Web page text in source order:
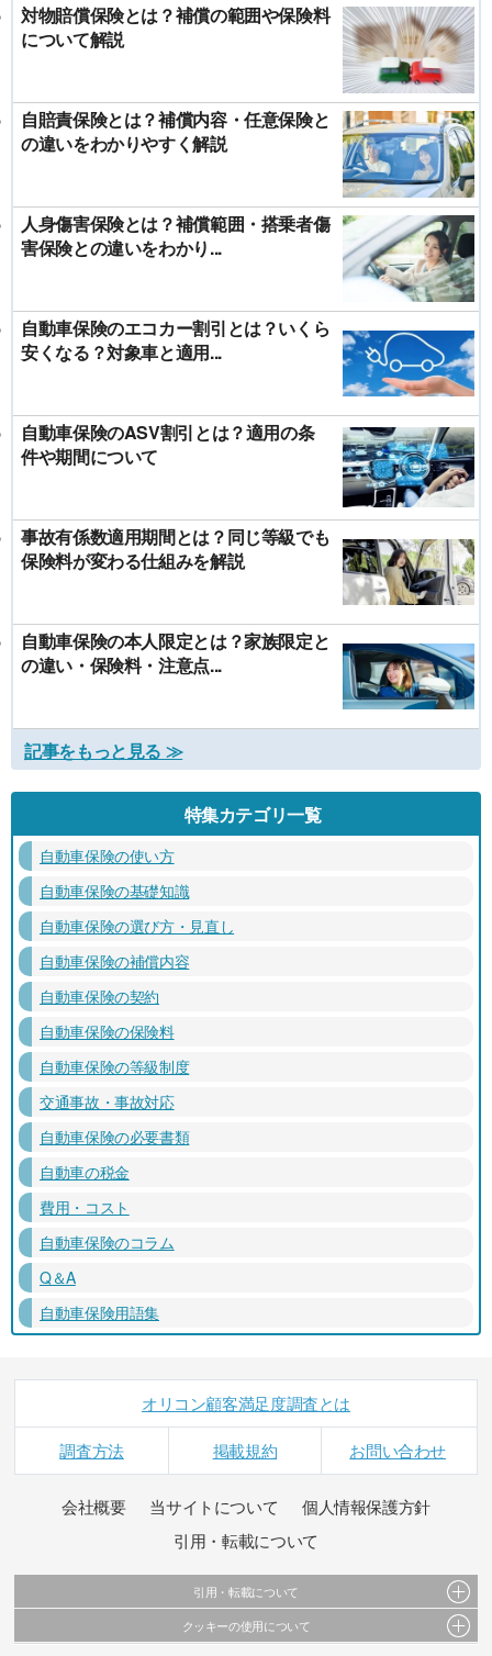
対物賠償保険とは？補償の範囲や保険料
について解説
自賠責保険とは？補償内容・任意保険と
の違いをわかりやすく解説
人身傷害保険とは？補償範囲・搭乗者傷
害保険との違いをわかり...
自動車保険のエコカー割引とは？いくら
安くなる？対象車と適用...
自動車保険のASV割引とは？適用の条
件や期間について
事故有係数適用期間とは？同じ等級でも
保険料が変わる仕組みを解説
自動車保険の本人限定とは？家族限定と
の違い・保険料・注意点...
記事をもっと見る ≫
特集カテゴリ一覧
自動車保険の使い方
自動車保険の基礎知識
自動車保険の選び方・見直し
自動車保険の補償内容
自動車保険の契約
自動車保険の保険料
自動車保険の等級制度
交通事故・事故対応
自動車保険の必要書類
自動車の税金
費用・コスト
自動車保険のコラム
Q＆A
自動車保険用語集
オリコン顧客満足度調査とは
調査方法 掲載規約 お問い合わせ
会社概要 当サイトについて
個人情報保護方針
引用・転載について
引用・転載について
当サイトで公開されている情報（文字、写真、イラスト、画像データ等）及びこれらの配
クッキーの使用について